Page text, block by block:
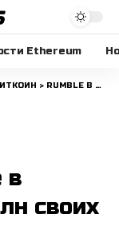
Ethereum
> RUMBLE В ДЕКАБРЕ ПРЕДСТАВИТ ЧАЕВЫЕ В БИТКОИНАХ ДЛЯ 51 МЛН СВОИХ ЕЖЕМЕСЯЧНЫХ ПОЛЬЗОВАТЕЛЕЙ
в
своих